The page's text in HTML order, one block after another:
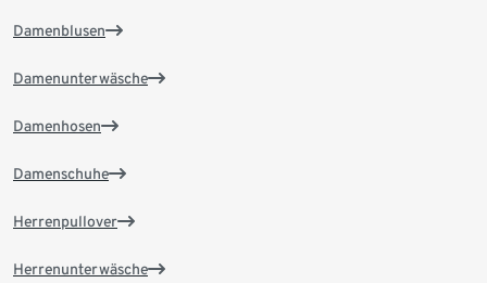
Damenblusen
Damenunterwäsche
Damenhosen
Damenschuhe
Herrenpullover
Herrenunterwäsche